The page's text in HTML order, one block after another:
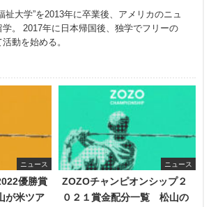
祉大学”を2013年に卒業後、アメリカのニュ
。 2017年に日本帰国後、独学でフリーの
動を始める。
ニュース
優勝賞
が米ツア
ニュース
ZOZOチャンピオンシップ２
０２１賞金配分一覧 松山の